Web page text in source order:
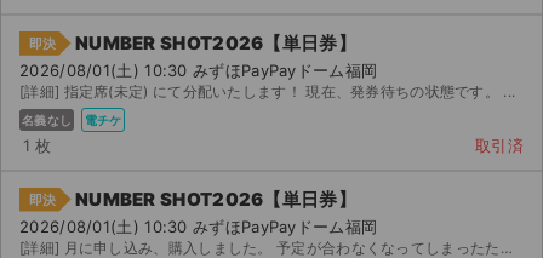
即決 NUMBER SHOT2026【単日券】
2026/08/01(土) 10:30 みずほPayPayドーム福岡
[詳細] 指定席(未定) にて分配いたします！ 現在、発券待ちの状態です。 ...
名義なし 電チケ
1 枚 取引済
即決 NUMBER SHOT2026【単日券】
2026/08/01(土) 10:30 みずほPayPayドーム福岡
[詳細] 月に申し込み、購入しました。 予定が合わなくなってしまったため出品いたします。 ファンクラブ...